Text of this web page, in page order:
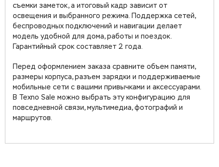
съемки заметок, а итоговый кадр зависит от
освещения и выбранного режима. Поддержка сетей,
беспроводных подключений и навигации делает
модель удобной для дома, работы и поездок.
Гарантийный срок составляет 2 года.
Перед оформлением заказа сравните объем памяти,
размеры корпуса, разъем зарядки и поддерживаемые
мобильные сети с вашими привычками и аксессуарами.
В Texno Sale можно выбрать эту конфигурацию для
повседневной связи, мультимедиа, фотографий и
маршрутов.